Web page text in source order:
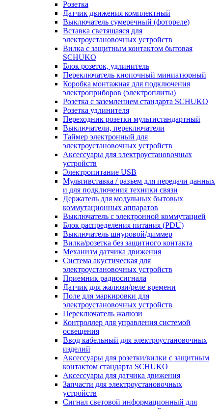
Розетка
Датчик движения комплектный
Выключатель сумеречный (фотореле)
Вставка светящаяся для
электроустановочных устройств
Вилка с защитным контактом бытовая
SCHUKO
Блок розеток, удлинитель
Переключатель кнопочный миниатюрный
Коробка монтажная для подключения
электроприборов (электроплиты)
Розетка с заземлением стандарта SCHUKO
Розетка удлинителя
Переходник розетки мультистандартный
Выключатели, переключатели
Таймер электронный для
электроустановочных устройств
Аксессуары для электроустановочных
устройств
Электропитание USB
Мультивставка / разъем для передачи данных
и для подключения техники связи
Держатель для модульных бытовых
коммутационных аппаратов
Выключатель с электронной коммутацией
Блок распределения питания (PDU)
Выключатель шнуровой/диммер
Вилка/розетка без защитного контакта
Механизм датчика движения
Система акустическая для
электроустановочных устройств
Приемник радиосигнала
Датчик для жалюзи/реле времени
Поле для маркировки для
электроустановочных устройств
Переключатель жалюзи
Контроллер для управления системой
освещения
Ввод кабельный для электроустановочных
изделий
Аксессуары для розетки/вилки с защитным
контактом стандарта SCHUKO
Аксессуары для датчика движения
Запчасти для электроустановочных
устройств
Сигнал световой информационный для